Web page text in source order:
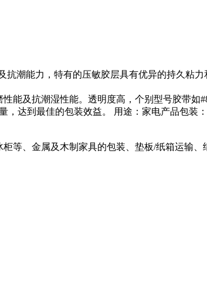
潮能力，特有的压敏胶层具有优异的持久粘
能及抗潮湿性能。透明度高，个别型号胶带如
，达到最佳的包装效益。 用途：家电产品包
等、金属及木制家具的包装、垫板/纸箱运输、